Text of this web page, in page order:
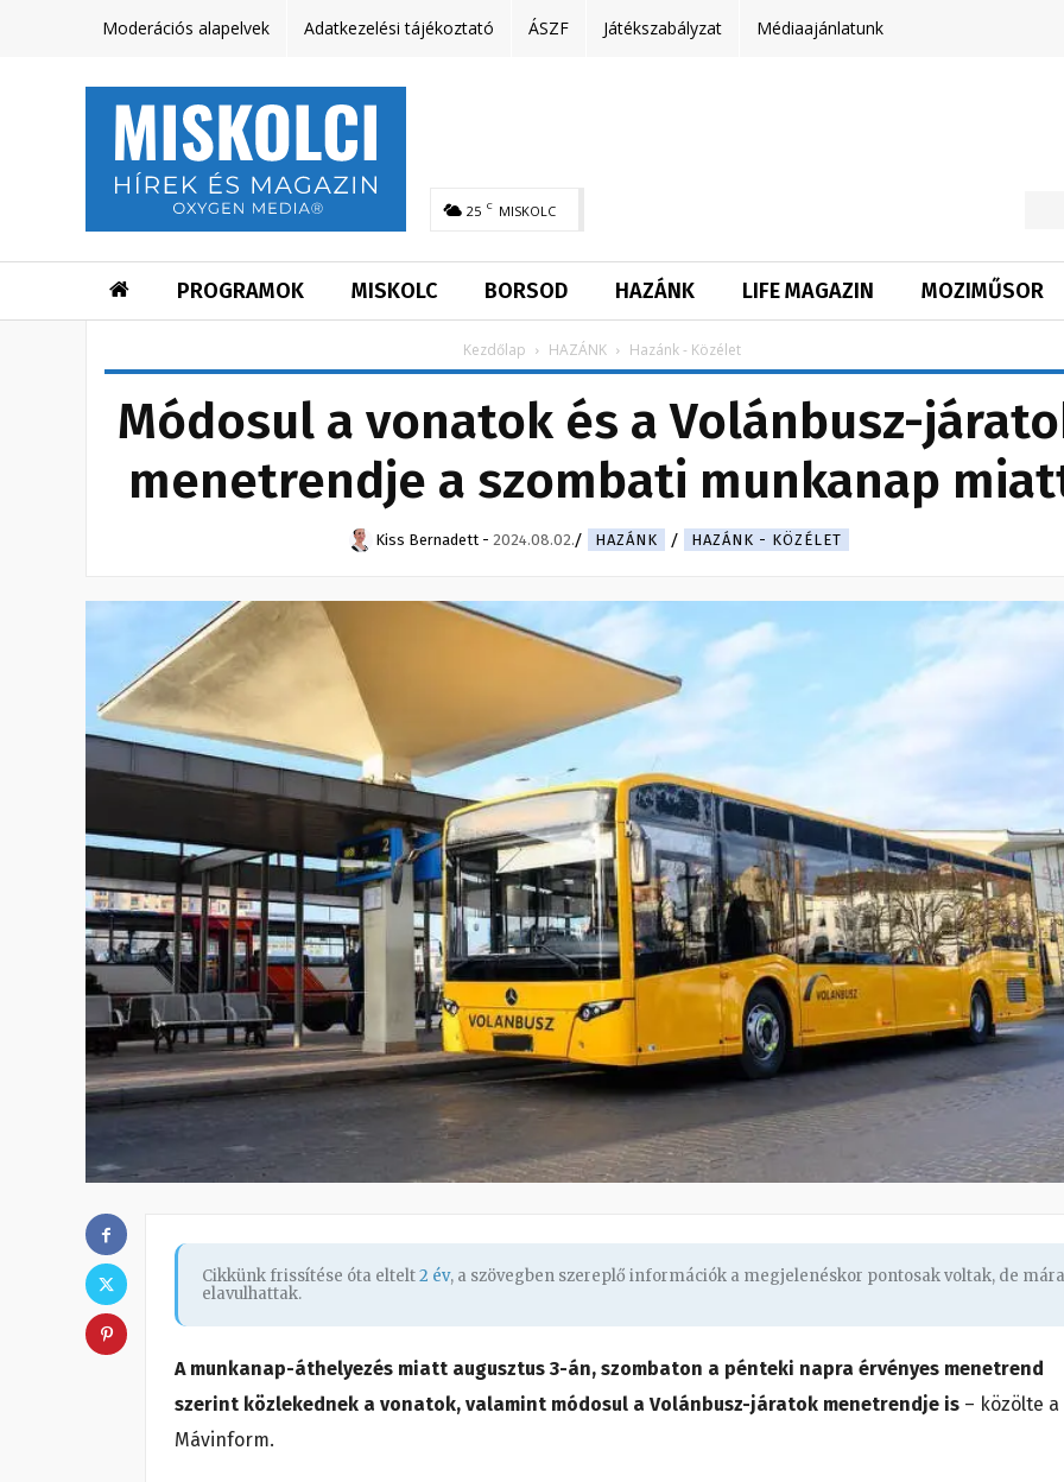
Moderációs alapelvek Adatkezelési tájékoztató ÁSZF Játékszabályzat Médiaajánlatunk
25 C MISKOLC
PROGRAMOK MISKOLC BORSOD HAZÁNK LIFE MAGAZIN MOZIMŰSOR
Kezdőlap HAZÁNK Hazánk - Közélet
Módosul a vonatok és a Volánbusz-
menetrendje a szombati munkanap
Kiss Bernadett - 2024.08.02. HAZÁNK HAZÁNK - KÖZÉLET
Cikkünk frissítése óta eltelt2 év, a szövegben szereplő információk a megjelenéskor pontosak voltak, de mára
elavulhattak.
A munkanap-áthelyezés miatt augusztus 3-án, szombaton a pénteki napra érvényes menetrend
szerint közlekednek a vonatok, valamint módosul a Volánbusz-járatok menetrendje is – közölte a
Mávinform.